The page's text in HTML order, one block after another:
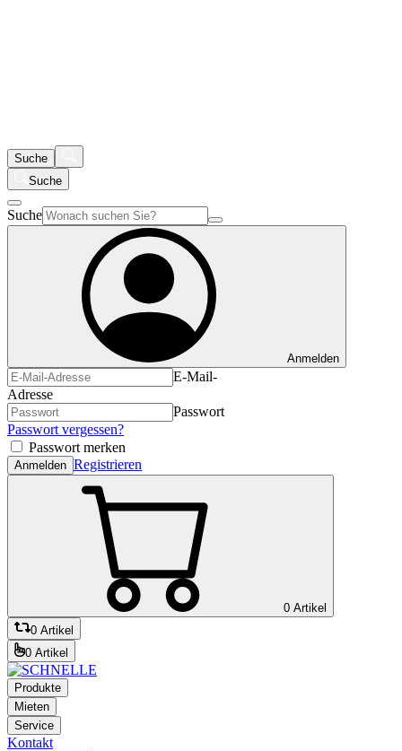
Suche
Suche
Suche
Anmelden
E-Mail-
Adresse
Passwort
Passwort vergessen?
Passwort merken
Anmelden Registrieren
0 Artikel
0 Artikel
0 Artikel
Produkte
Mieten
Service
Kontakt